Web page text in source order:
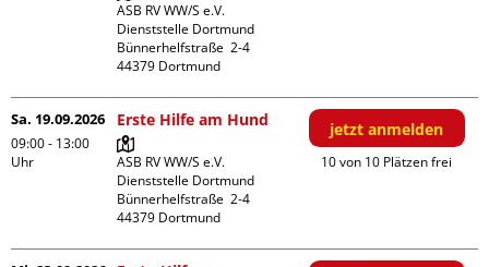
ASB RV WW/S e.V.
Dienststelle Dortmund
Bünnerhelfstraße  2-4
Sa. 19.09.2026
09:00 - 13:00
Uhr
Erste Hilfe am Hund
ASB RV WW/S e.V.
Dienststelle Dortmund
Bünnerhelfstraße  2-4
jetzt anmelden
10 von 10 Plätzen frei